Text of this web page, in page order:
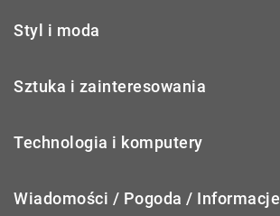
Styl i moda
Sztuka i zainteresowania
Technologia i komputery
Wiadomości / Pogoda / Informacje